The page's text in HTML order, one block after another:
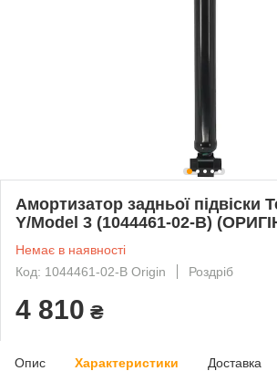
Амортизатор задньої підвіски
Y/Model 3 (1044461-02-B)
Немає в наявності
Код: 1044461-02-B Origin
Роздріб
4 810 ₴
Опис Характеристики Доставка